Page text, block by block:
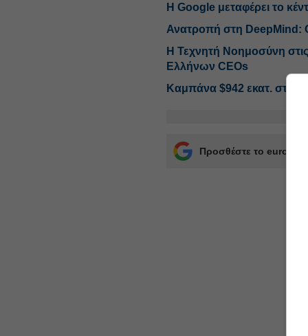
Η Google μεταφέρει το
Ανατροπή στη DeepMind:
Η Τεχνητή Νοημοσύνη
Ελλήνων CEOs
Καμπάνα $942 εκατ. στη
Προσθέστε το